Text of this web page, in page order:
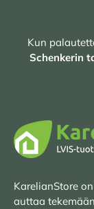
Kun
Schenkerin
KarelianStore
auttaa